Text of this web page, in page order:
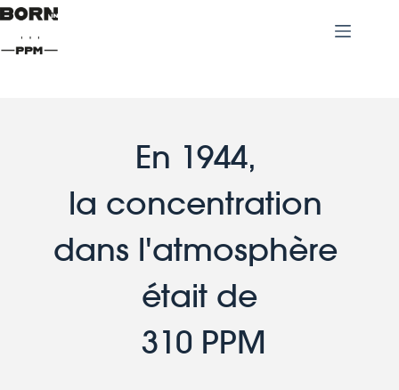
En 1944,
la concentration
dans l'atmosphère
était de
310 PPM